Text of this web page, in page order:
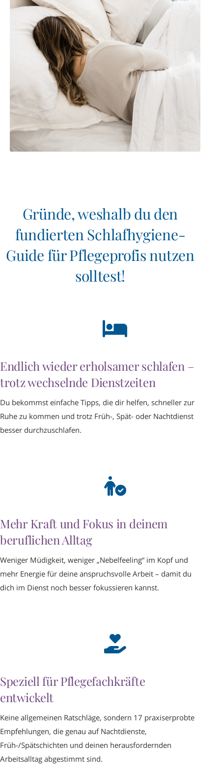
Gründe, weshalb du den
fundierten Schlafhygiene-
Guide für Pflegeprofis nutzen
solltest!
Endlich wieder erholsamer schlafen –
trotz wechselnde Dienstzeiten
Du bekommst einfache Tipps, die dir helfen, schneller zur
Ruhe zu kommen und trotz Früh-, Spät- oder Nachtdienst
besser durchzuschlafen.
Mehr Kraft und Fokus in deinem
beruflichen Alltag
Weniger Müdigkeit, weniger „Nebelfeeling“ im Kopf und
mehr Energie für deine anspruchsvolle Arbeit – damit du
dich im Dienst noch besser fokussieren kannst.
Speziell für Pflegefachkräfte
entwickelt
Keine allgemeinen Ratschläge, sondern 17 praxiserprobte
Empfehlungen, die genau auf Nachtdienste,
Früh-/Spätschichten und deinen herausfordernden
Arbeitsalltag abgestimmt sind.